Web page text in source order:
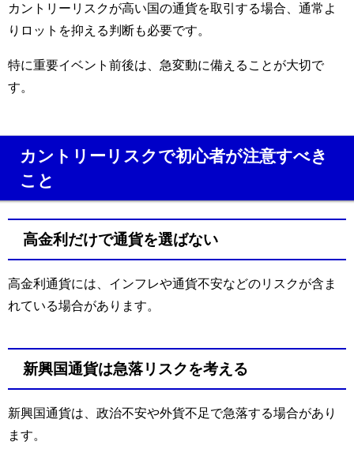
カントリーリスクが高い国の通貨を取引する場合、通常よ
りロットを抑える判断も必要です。
特に重要イベント前後は、急変動に備えることが大切で
す。
カントリーリスクで初心者が注意すべき
こと
高金利だけで通貨を選ばない
高金利通貨には、インフレや通貨不安などのリスクが含ま
れている場合があります。
新興国通貨は急落リスクを考える
新興国通貨は、政治不安や外貨不足で急落する場合があり
ます。